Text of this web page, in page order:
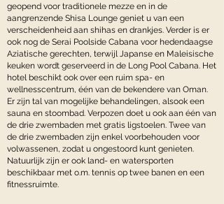
geopend voor traditionele mezze en in de
aangrenzende Shisa Lounge geniet u van een
verscheidenheid aan shihas en drankjes. Verder is er
ook nog de Serai Poolside Cabana voor hedendaagse
Aziatische gerechten, terwijl Japanse en Maleisische
keuken wordt geserveerd in de Long Pool Cabana. Het
hotel beschikt ook over een ruim spa- en
wellnesscentrum, één van de bekendere van Oman.
Er zijn tal van mogelijke behandelingen, alsook een
sauna en stoombad. Verpozen doet u ook aan één van
de drie zwembaden met gratis ligstoelen. Twee van
de drie zwembaden zijn enkel voorbehouden voor
volwassenen, zodat u ongestoord kunt genieten.
Natuurlijk zijn er ook land- en watersporten
beschikbaar met o.m. tennis op twee banen en een
fitnessruimte.